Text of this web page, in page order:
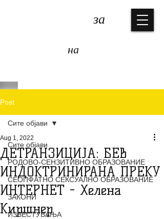
за
на
Post
Сите објави
РОДОВО-СЕНЗИТИВНО ОБРАЗОВАНИЕ
СЕОПФАТНО СЕКСУАЛНО ОБРАЗОВАНИЕ
ЗАКОНИ
ИЗВЕСТУВАЊА
Сите објави
ДЕТРАНЗИЦИЈА: БЕВ
ИНДОКТРИНИРАНА ПРЕКУ
ИНТЕРНЕТ - Хелена
Киршнер
Aug 1, 2022